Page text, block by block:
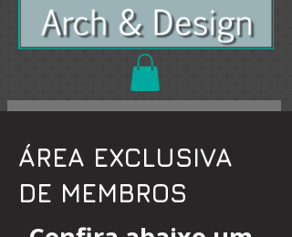
ÁREA EXCLUSIVA
DE MEMBROS